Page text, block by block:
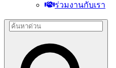
ร่วมงานกับเรา